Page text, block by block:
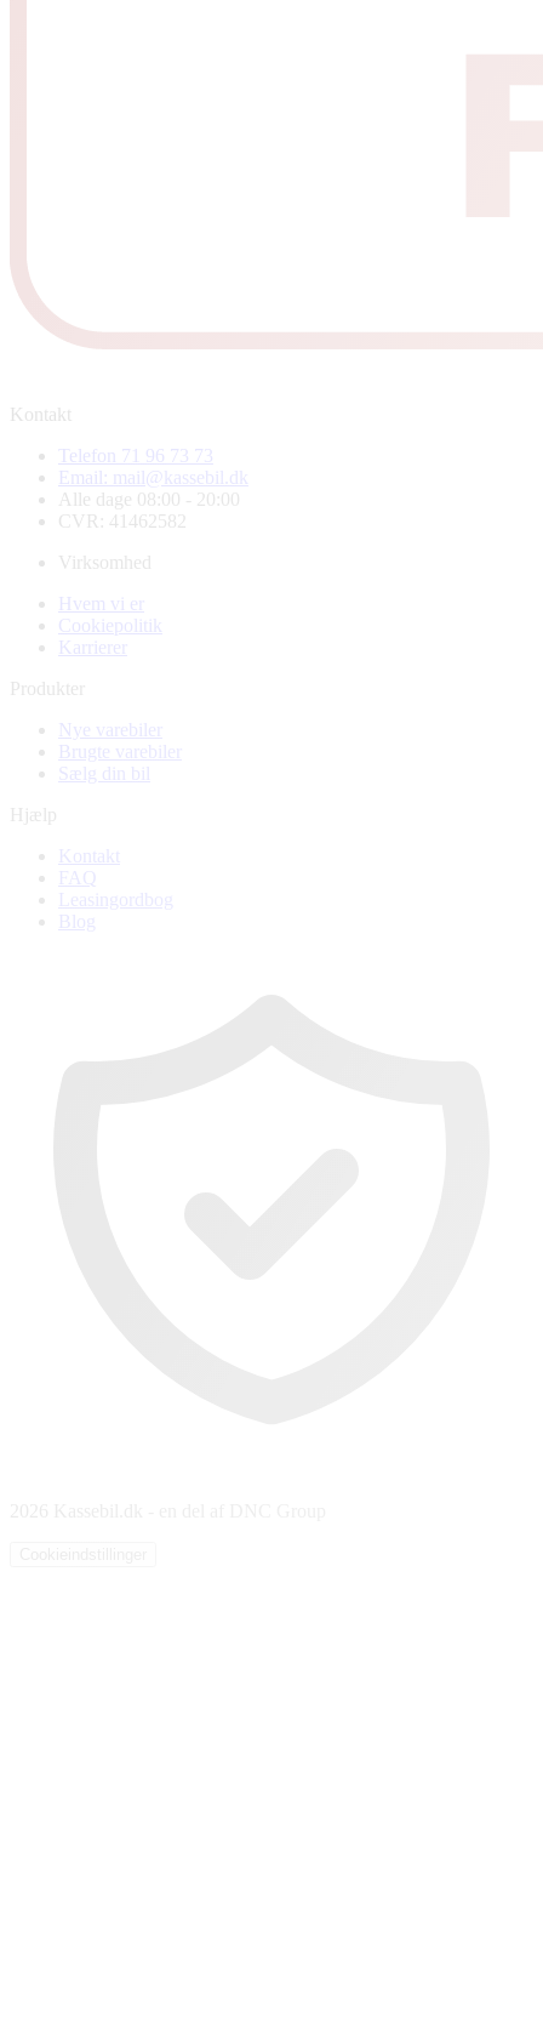
Kontakt
Telefon 71 96 73 73
Email: mail@kassebil.dk
Alle dage 08:00 - 20:00
CVR: 41462582
Virksomhed
Hvem vi er
Cookiepolitik
Karrierer
Produkter
Nye varebiler
Brugte varebiler
Sælg din bil
Hjælp
Kontakt
FAQ
Leasingordbog
Blog